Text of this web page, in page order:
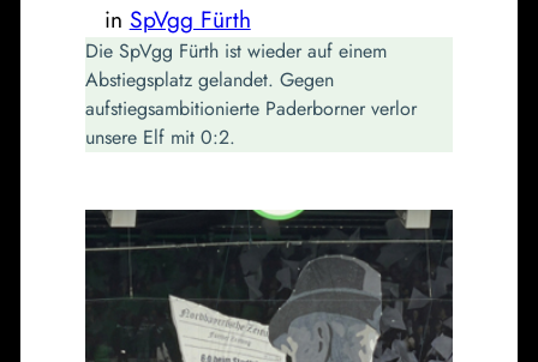
in SpVgg Fürth
Die SpVgg Fürth ist wieder auf einem
Abstiegsplatz gelandet. Gegen
aufstiegsambitionierte Paderborner verlor
unsere Elf mit 0:2.